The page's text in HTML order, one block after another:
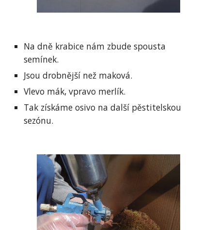
Na dně krabice nám zbude spousta
semínek.
Jsou drobnější než maková.
Vlevo mák, vpravo merlík.
Tak získáme osivo na další pěstitelskou
sezónu.